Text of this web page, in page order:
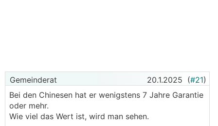
Gemeinderat 20.1.2025 (#21)
Bei den Chinesen hat er wenigstens 7 Jahre Garantie
oder mehr.
Wie viel das Wert ist, wird man sehen.